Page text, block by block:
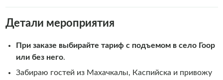
Детали мероприятия
При заказе выбирайте тариф с подъемом в село Гоор
или без него.
Забираю гостей из Махачкалы, Каспийска и привожу